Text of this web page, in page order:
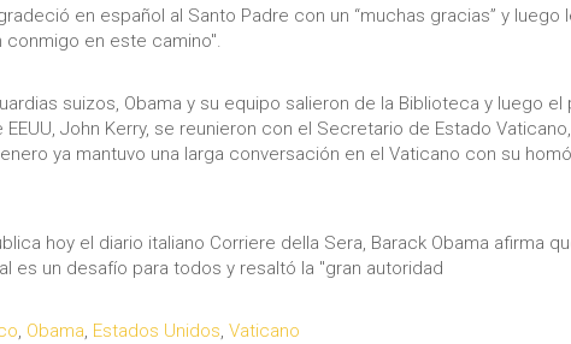
en español al Santo Padre con un “muchas gracias” y luego
conmigo en este camino".
suizos, Obama y su equipo salieron de la Biblioteca y luego el
John Kerry, se reunieron con el Secretario de Estado
ya mantuvo una larga conversación en el Vaticano con su
hoy el diario italiano Corriere della Sera, Barack Obama afirma
es un desafío para todos y resaltó la "gran autoridad
, Obama, Estados Unidos, Vaticano